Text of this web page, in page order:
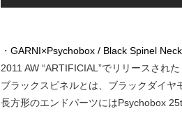
・ GARNI×Psychobox / Black Spinel
2011 AW “ARTIFICIAL”でリリースされ
ブラックスピネルとは、ブラックダイヤ
長方形のエンドパーツにはPsychobox